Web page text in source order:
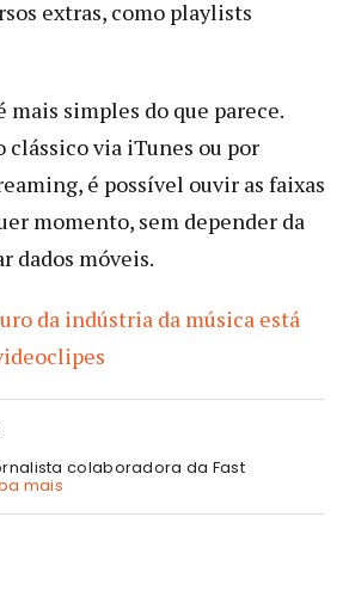
extras, como playlists
mais simples do que parece.
clássico via iTunes ou por
é possível ouvir as faixas
momento, sem depender da
dados móveis.
da indústria da música está
colaboradora da Fast
mais